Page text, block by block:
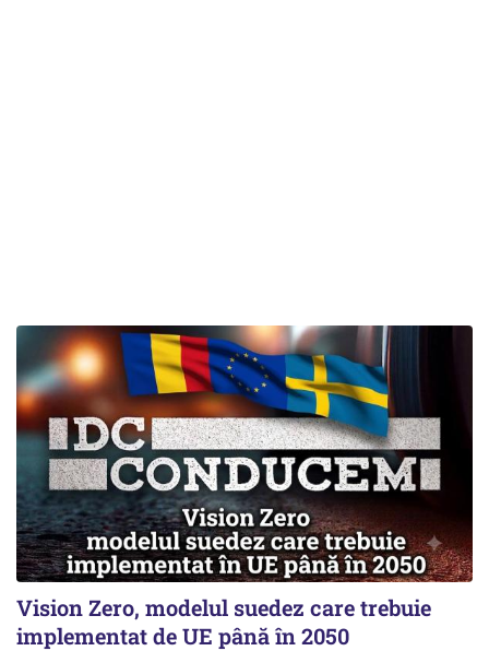
Vision Zero, modelul suedez care trebuie
implementat de UE până în 2050